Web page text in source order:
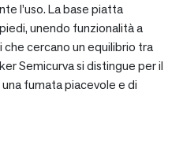
l’uso. La base piatta
unendo funzionalità a
cercano un equilibrio tra
Semicurva si distingue per il
fumata piacevole e di